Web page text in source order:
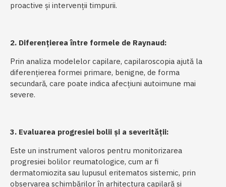
proactive și intervenții timpurii.
2. Diferențierea între formele de Raynaud:
Prin analiza modelelor capilare, capilaroscopia ajută la
diferențierea formei primare, benigne, de forma
secundară, care poate indica afecțiuni autoimune mai
severe.
3. Evaluarea progresiei bolii și a severității:
Este un instrument valoros pentru monitorizarea
progresiei bolilor reumatologice, cum ar fi
dermatomiozita sau lupusul eritematos sistemic, prin
observarea schimbărilor în arhitectura capilară și